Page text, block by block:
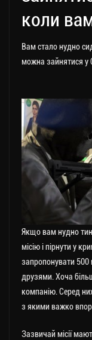
коли
Вам стало нудно
можна зайнятися у
Якщо вам нудно
місію і пірнути у
запропонувати 500
друзями. Хоча
компанію. Серед
з якими важко
Зазвичай місії